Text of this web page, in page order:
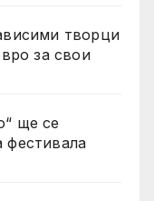
творци
за свои
ще се
фестивала